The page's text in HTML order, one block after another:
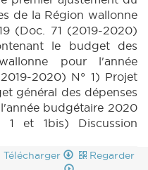
de la Région wallonne
(Doc. 71 (2019-2020)
le budget des
pour l'année
2020) N° 1) Projet
général des dépenses
budgétaire 2020
et 1bis) Discussion
Télécharger Regarder